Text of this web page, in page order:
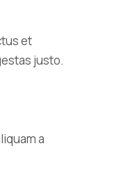
et
justo.
a